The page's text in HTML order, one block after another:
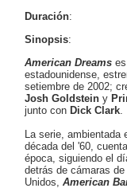
Duración:
Sinopsis:
American Dreams
estadounidense,
setiembre de 2002;
Josh Goldstein y
junto con Dick Clark.
La serie, ambientada
década del '60,
época, siguiendo el
detrás de cámaras
Unidos, American